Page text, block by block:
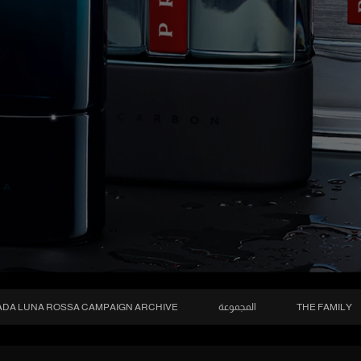
THE FAMILY المجموعة LUNA ROSSA CAMPAIGN ARCHIVE